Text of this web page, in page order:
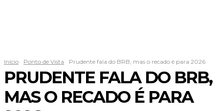
Início Ponto de Vista Prudente fala do BRB, mas o recado é para 2026
PRUDENTE FALA DO BRB,
MAS O RECADO É PARA